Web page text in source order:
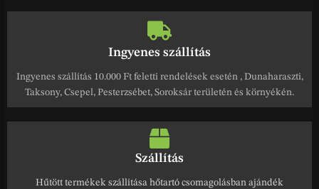
Ingyenes szállítás
Ingyenes szállítás 10.000 Ft feletti rendelések esetén , Dunaharaszti,
Taksony, Csepel, Pesterzsébet, Soroksár területén és környékén.
Szállítás
Hűtött termékek szállítása hőtartó csomagolásban ajándék